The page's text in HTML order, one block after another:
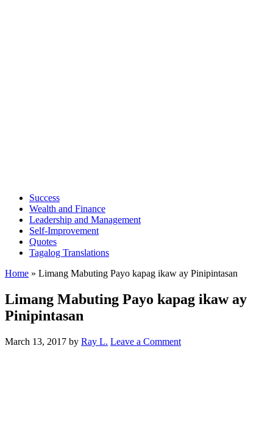
Success
Wealth and Finance
Leadership and Management
Self-Improvement
Quotes
Tagalog Translations
Home » Limang Mabuting Payo kapag ikaw ay Pinipintasan
Limang Mabuting Payo kapag ikaw ay
Pinipintasan
March 13, 2017 by Ray L. Leave a Comment